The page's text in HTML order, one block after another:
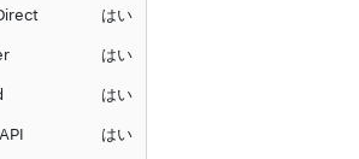
はい
はい
はい
はい